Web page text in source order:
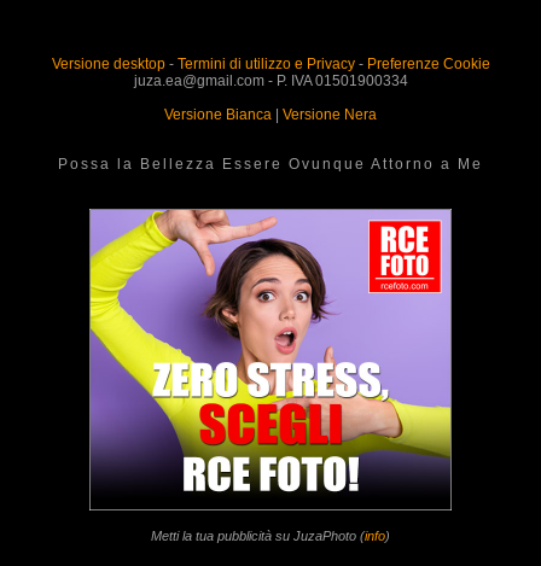
Versione desktop- Termini di utilizzo e Privacy- Preferenze Cookie
juza.ea@gmail.com - P. IVA 01501900334
Versione Bianca | Versione Nera
Possa la Bellezza Essere Ovunque Attorno a Me
Metti la tua pubblicità su JuzaPhoto (info)